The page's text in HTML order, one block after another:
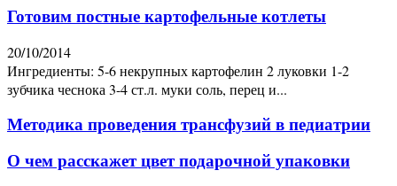
Готовим постные картофельные котлеты
20/10/2014
Ингредиенты: 5-6 некрупных картофелин 2 луковки 1-2
зубчика чеснока 3-4 ст.л. муки соль, перец и...
Методика проведения трансфузий в педиатрии
О чем расскажет цвет подарочной упаковки